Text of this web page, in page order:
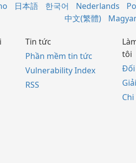
日本語 한국어 Nederlands
中文(繁體)
Tin tức
Phần mềm tin tức
Vulnerability Index
RSS
tôi
Đối